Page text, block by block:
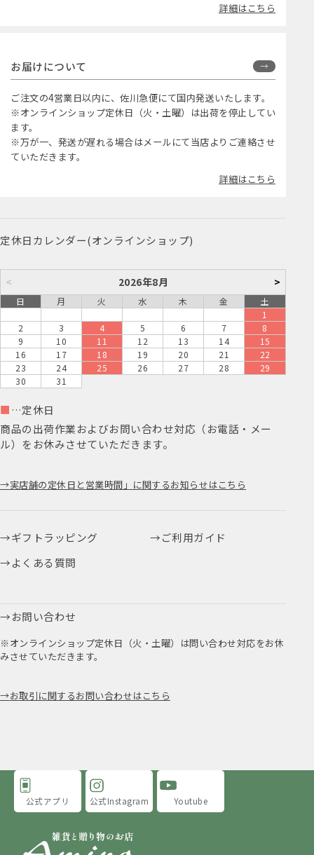
詳細はこちら
お届けについて
ご注文の4営業日以内に、佐川急便にて国内発送いたします。
※オンラインショップ定休日（火・土曜）は出荷を停止してい
ます。
※万が一、発送が遅れる場合はメールにて当店よりご連絡させ
ていただきます。
詳細はこちら
定休日カレンダー(オンラインショップ)
< 2026年8月 >
日 月 火 水 木 金
土
1
2
3 4 5 6 7
8
9
10 11 12 13 14
15
16
17 18 19 20 21
22
23
24 25 26 27 28
29
30
31
■ …定休日
商品の出荷作業およびお問い合わせ対応（お電話・メー
ル）をお休みさせていただきます。
実店舗の定休日と営業時間」に関するお知らせはこちら
ギフトラッピング
ご利用ガイド
よくある質問
お問い合わせ
※オンラインショップ定休日（火・土曜）は問い合わせ対応をお休
みさせていただきます。
お取引に関するお問い合わせはこちら
公式アプリ 公式Instagram Youtube